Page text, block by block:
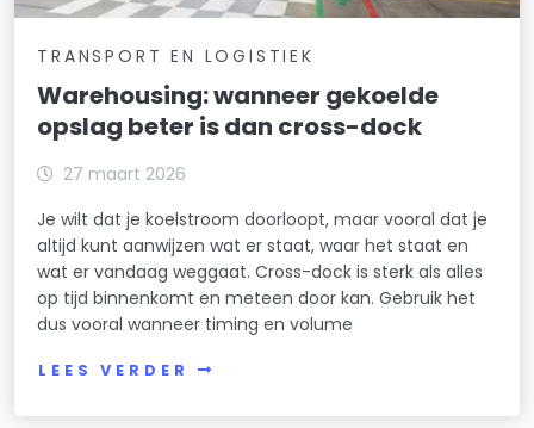
TRANSPORT EN LOGISTIEK
Warehousing: wanneer gekoelde
opslag beter is dan cross-dock
27 maart 2026
Je wilt dat je koelstroom doorloopt, maar vooral dat je
altijd kunt aanwijzen wat er staat, waar het staat en
wat er vandaag weggaat. Cross-dock is sterk als alles
op tijd binnenkomt en meteen door kan. Gebruik het
dus vooral wanneer timing en volume
LEES VERDER